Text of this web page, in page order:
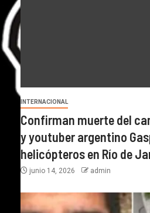
INTERNACIONAL
Confirman muerte del
y youtuber argentino
helicópteros en Río de
junio 14, 2026 admin